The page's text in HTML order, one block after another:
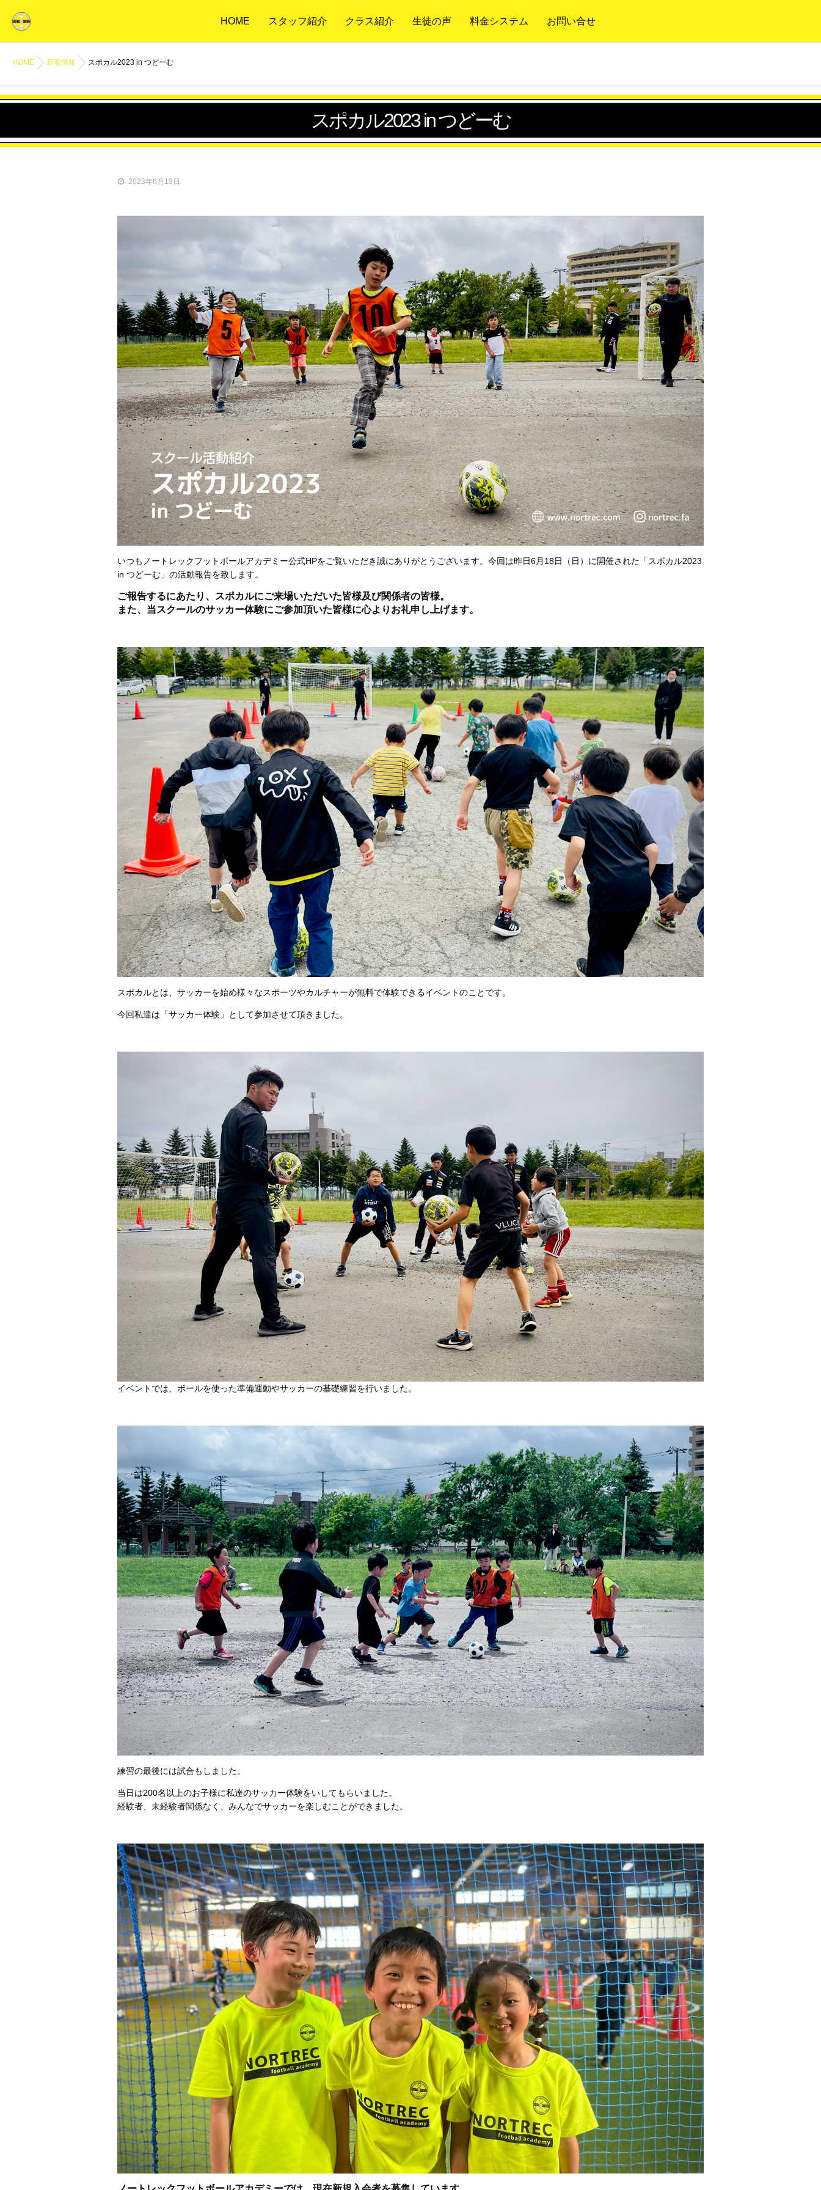
HOME スタッフ紹介 クラス紹介 生徒の声 料金システム お問い合せ
HOME 新着情報 スポカル2023 in つどーむ
スポカル2023 in つどーむ
2023年6月19日
いつもノートレックフットボールアカデミー公式HPをご覧いただき誠にありがとうございます。今回は昨日6月18日（日）に開催された「スポカル2023
in つどーむ」の活動報告を致します。
ご報告するにあたり、スポカルにご来場いただいた皆様及び関係者の皆様。
また、当スクールのサッカー体験にご参加頂いた皆様に心よりお礼申し上げます。
スポカルとは、サッカーを始め様々なスポーツやカルチャーが無料で体験できるイベントのことです。
今回私達は「サッカー体験」として参加させて頂きました。
イベントでは、ボールを使った準備運動やサッカーの基礎練習を行いました。
練習の最後には試合もしました。
当日は200名以上のお子様に私達のサッカー体験をいしてもらいました。
経験者、未経験者関係なく、みんなでサッカーを楽しむことができました。